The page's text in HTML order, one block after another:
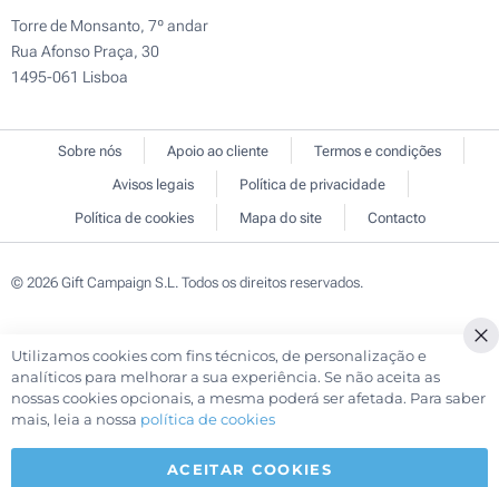
Torre de Monsanto, 7º andar
Rua Afonso Praça, 30
1495-061 Lisboa
Sobre nós Apoio ao cliente
Termos e condições
Avisos legais
Política de privacidade
Política de cookies
Mapa do site Contacto
© 2026 Gift Campaign S.L. Todos os direitos reservados.
Utilizamos cookies com fins técnicos, de personalização e
analíticos para melhorar a sua experiência. Se não aceita as
nossas cookies opcionais, a mesma poderá ser afetada. Para saber
mais, leia a nossa política de cookies
ACEITAR COOKIES